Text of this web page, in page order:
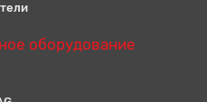
оборудование